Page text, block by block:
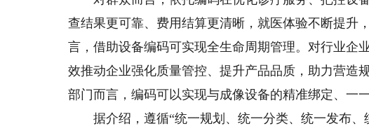
查结果更可靠、费用结算更清晰，就医体验不断提升
言，借助设备编码可实现全生命周期管理。对行业企
效推动企业强化质量管控、提升产品品质，助力营造
部门而言，编码可以实现与成像设备的精准绑定、一
据介绍，遵循“统一规划、统一分类、统一发布、